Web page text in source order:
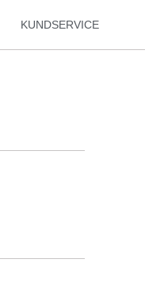
KUNDSERVICE